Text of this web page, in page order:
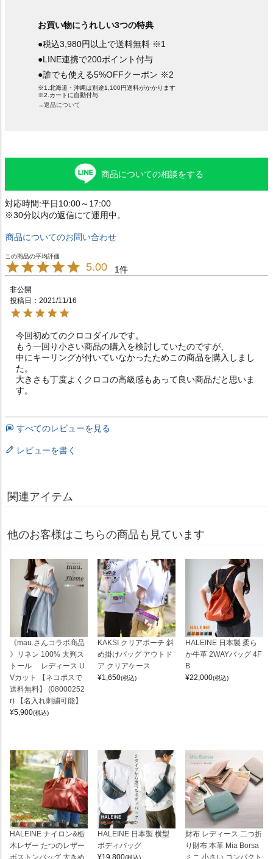
お買い物にうれしい3つの特典
●税込3,980円以上で送料無料 ※1
●LINE連携で200ポイント付与
●誰でも使える5%OFFクーポン ※2
※1.北海道・沖縄は別途1,100円送料がかかります
※2.カートに自動付与
→返品について
商品についての相談をする
対応時間:平日10:00～17:00
※30分以内の返信にて運用中。
商品についてのお問い合わせ
5.00 1
非公開
投稿日
2021/11/16
今回初めてのクロコダイルです。
もう一回り小さい商品の購入を検討していたのですが、
中にキーリングが付いていなかったためこの商品を購入しまし
た。
大きさも丁度よくクロコの高級感もあって良い商品だと思いま
す。
すべてのレビューを見る
レビューを書く
関連アイテム
他のお客様はこちらの商品も見ています
《mau.さんコラボ商品
》リネン 100% 大判ス
トール レディース U
Vカット 【ネコポスで
送料無料】 (08000252
r) 【名入れ刺繍可能】
¥5,900(税込)
KAKSI クリアポーチ 斜
め掛けバッグ アウトド
ア クリアケース
¥1,650(税込)
HALEINE 日本製 柔ら
か牛革 2WAYバッグ 4F
B
¥22,000(税込)
HALEINE ナイロン&栃
木レザー たつのレザー
ボストンバッグ 大きめ
HALEINE 日本製 横型
ボディバッグ
¥19,800(税込)
財布 レディース 二つ折
り財布 本革 Mia Borsa
ミニ 小さい コンパクト